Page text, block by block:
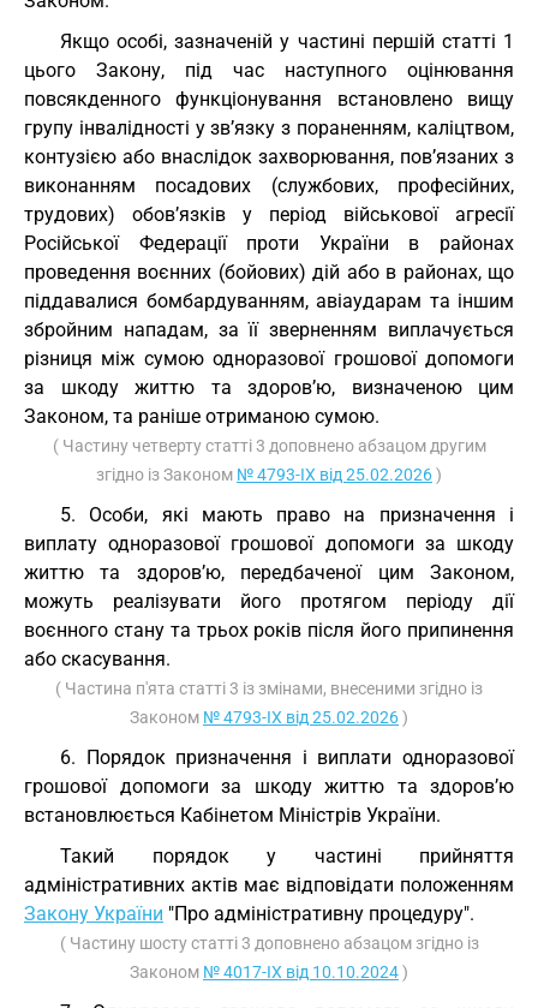
Якщо особі, зазначеній у частині першій статті 1
цього Закону, під час наступного оцінювання
повсякденного функціонування встановлено вищу
групу інвалідності у зв’язку з пораненням, каліцтвом,
контузією або внаслідок захворювання, пов’язаних з
виконанням посадових (службових, професійних,
трудових) обов’язків у період військової агресії
Російської Федерації проти України в районах
проведення воєнних (бойових) дій або в районах, що
піддавалися бомбардуванням, авіаударам та іншим
збройним нападам, за її зверненням виплачується
різниця між сумою одноразової грошової допомоги
за шкоду життю та здоров’ю, визначеною цим
Законом, та раніше отриманою сумою.
( Частину четверту статті 3 доповнено абзацом другим
згідно із Законом № 4793-IX від 25.02.2026)
5. Особи, які мають право на призначення і
виплату одноразової грошової допомоги за шкоду
життю та здоров’ю, передбаченої цим Законом,
можуть реалізувати його протягом періоду дії
воєнного стану та трьох років після його припинення
або скасування.
( Частина п'ята статті 3 із змінами, внесеними згідно із
Законом № 4793-IX від 25.02.2026)
6. Порядок призначення і виплати одноразової
грошової допомоги за шкоду життю та здоров’ю
встановлюється Кабінетом Міністрів України.
Такий порядок у частині прийняття
адміністративних актів має відповідати положенням
Закону України "Про адміністративну процедуру".
( Частину шосту статті 3 доповнено абзацом згідно із
Законом № 4017-IX від 10.10.2024)